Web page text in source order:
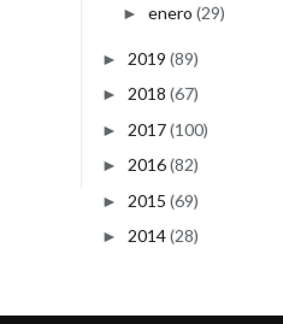
► enero (29)
► 2019 (89)
► 2018 (67)
► 2017(100)
► 2016(82)
► 2015 (69)
► 2014(28)